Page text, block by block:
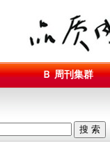
Ｂ 周刊集群
搜 索